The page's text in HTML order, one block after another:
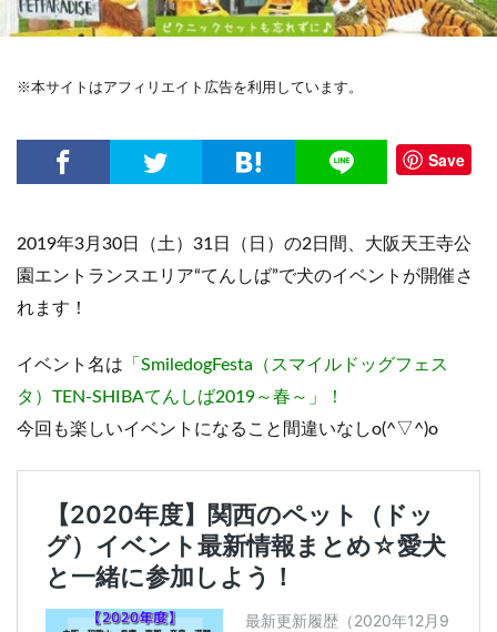
※本サイトはアフィリエイト広告を利用しています。
Save
2019年3月30日（土）31日（日）の2日間、大阪天王寺公
園エントランスエリア“てんしば”で犬のイベントが開催さ
れます！
イベント名は 「SmiledogFesta（スマイルドッグフェス
タ）TEN-SHIBAてんしば2019～春～」！
今回も楽しいイベントになること間違いなしo(^▽^)o